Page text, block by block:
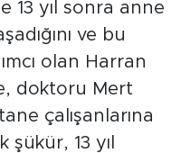
13 yıl sonra anne
ve bu
olan Harran
doktoru Mert
çalışanlarına
13 yıl